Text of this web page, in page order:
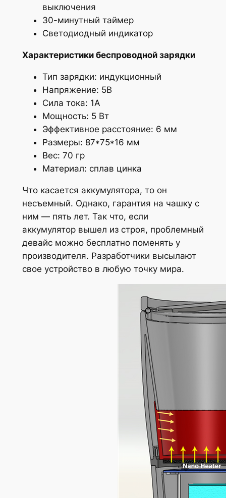
выключения
30-минутный таймер
Светодиодный индикатор
Характеристики беспроводной зарядки
Тип зарядки: индукционный
Напряжение: 5В
Сила тока: 1А
Мощность: 5 Вт
Эффективное расстояние: 6 мм
Размеры: 87*75*16 мм
Вес: 70 гр
Материал: сплав цинка
Что касается аккумулятора, то он
несъемный. Однако, гарантия на чашку с
ним — пять лет. Так что, если
аккумулятор вышел из строя, проблемный
девайс можно бесплатно поменять у
производителя. Разработчики высылают
свое устройство в любую точку мира.